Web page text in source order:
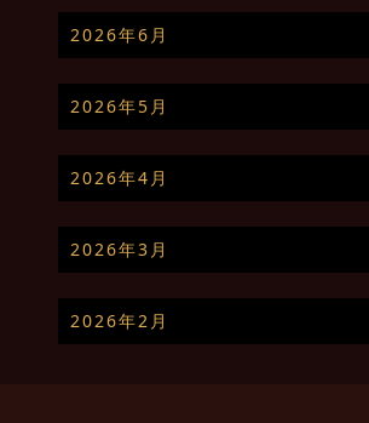
2026年6月
2026年5月
2026年4月
2026年3月
2026年2月